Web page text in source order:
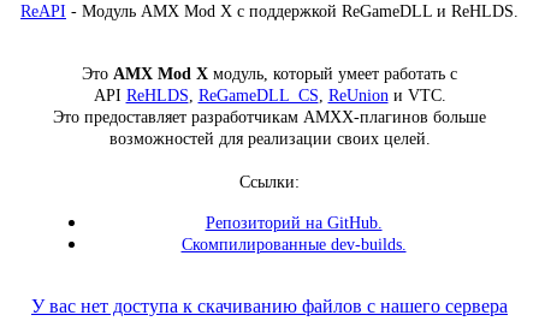
ReAPI - Модуль AMX Mod X с поддержкой ReGameDLL и ReHLDS.
Это AMX Mod X модуль, который умеет работать с
API ReHLDS ReGameDLL_CS ReUnion и VTC.
Это предоставляет разработчикам AMXX-плагинов больше
возможностей для реализации своих целей.
Ссылки:
Репозиторий на GitHub.
Скомпилированные dev-builds.
У вас нет доступа к скачиванию файлов с нашего сервера